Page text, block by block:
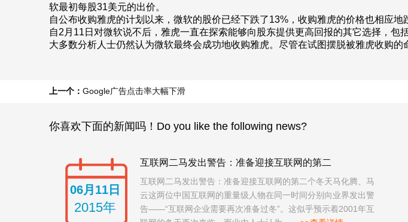
软最初每股31美元的出价。
自公布收购雅虎的计划以来，微软的股价已经下跌了13%，收购雅虎的价格也相应地
自2月11日对微软说不后，雅虎一直在探索能够向股东提供更高回报的其它选择，包
大多数分析人士仍然认为微软最终会成功地收购雅虎。尽管在试图摆脱被雅虎收购的
上一个： Google广告点击率大幅下滑
你喜欢下面的新闻吗！Do you like the following news?
06月11日
2015年
互联网二马发出警告：准备迎接互联网的第二
互联网二马发出警告：准备迎接互联网的第二个冬天马化腾、马
云这两位中国互联网的重量级人物在同一时间分别向业界发出警
告——“互联网企业需要再次准备过冬”。这似乎预示着2001年互